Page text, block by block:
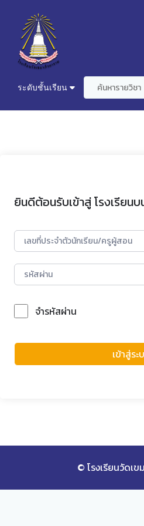
ระดับชั้นเรียน
ยินดีต้อนรับเข้าสู่ โรงเรียน
จำรหัสผ่าน
เข้าสู่ระ
© โรงเรียนวัดเข